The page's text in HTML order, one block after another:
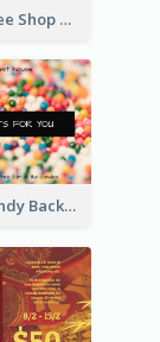
Brown Coffee Shop Photo Gift For You Gift Card
Colorful Candy Background Special Gift Card